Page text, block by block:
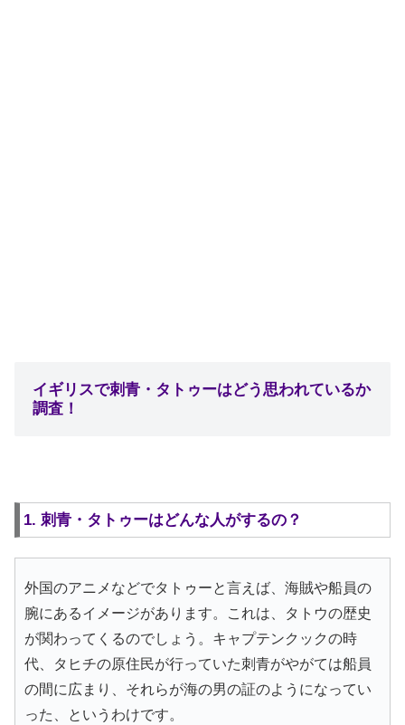
イギリスで刺青・タトゥーはどう思われているか
調査！
1. 刺青・タトゥーはどんな人がするの？
外国のアニメなどでタトゥーと言えば、海賊や船員の
腕にあるイメージがあります。これは、タトウの歴史
が関わってくるのでしょう。キャプテンクックの時
代、タヒチの原住民が行っていた刺青がやがては船員
の間に広まり、それらが海の男の証のようになってい
った、というわけです。